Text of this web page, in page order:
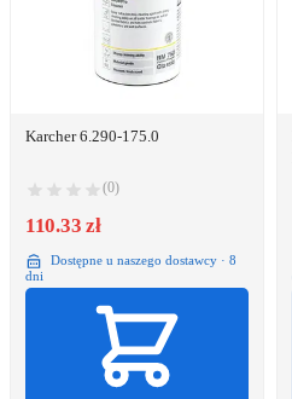
Karcher 6.290-175.0
(0)
110.33 zł
Dostępne u naszego dostawcy · 8
dni